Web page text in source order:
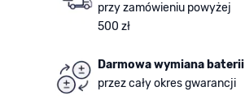
przy zamówieniu powyżej
500 zł
Darmowa wymiana baterii
przez cały okres gwarancji